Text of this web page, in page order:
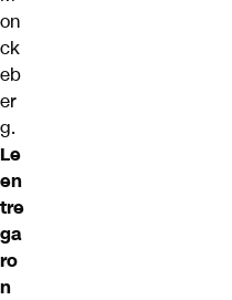
on
ck
eb
er
g.
Le
en
tre
ga
ro
n